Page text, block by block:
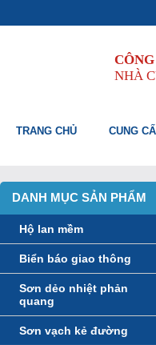
NHÀ
TRANG CHỦ CUNG
DANH MỤC SẢN PHẨM
Hộ lan mềm
Biển báo giao thông
Sơn dẻo nhiệt phản
quang
Sơn vạch kẻ đường